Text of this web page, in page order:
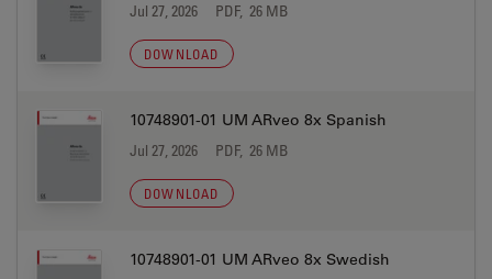
Jul 27, 2026 PDF, 26 MB
DOWNLOAD
10748901-01 UM ARveo 8x Spanish
Jul 27, 2026 PDF, 26 MB
DOWNLOAD
10748901-01 UM ARveo 8x Swedish